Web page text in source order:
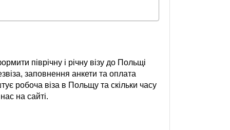
піврічну і річну візу до Польщі
заповнення анкети та оплата
робоча віза в Польщу та скільки часу
на сайті.